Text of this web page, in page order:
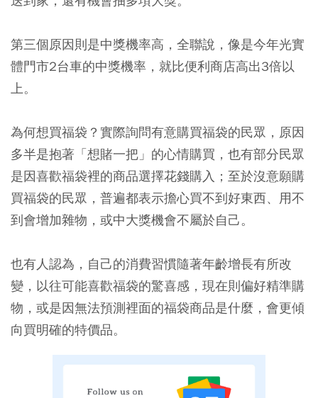
第三個原因則是中獎機率高，全聯說，像是今年光實
體門市2台車的中獎機率，就比便利商店高出3倍以
上。
為何想買福袋？實際詢問有意購買福袋的民眾，原因
多半是抱著「想賭一把」的心情購買，也有部分民眾
是因喜歡福袋裡的商品選擇花錢購入；至於沒意願購
買福袋的民眾，普遍都表示擔心買不到好東西、用不
到會增加雜物，或中大獎機會不屬於自己。
也有人認為，自己的消費習慣隨著年齡增長有所改
變，以往可能喜歡福袋的驚喜感，現在則偏好精準購
物，或是因無法預測裡面的福袋商品是什麼，會更傾
向買明確的特價品。